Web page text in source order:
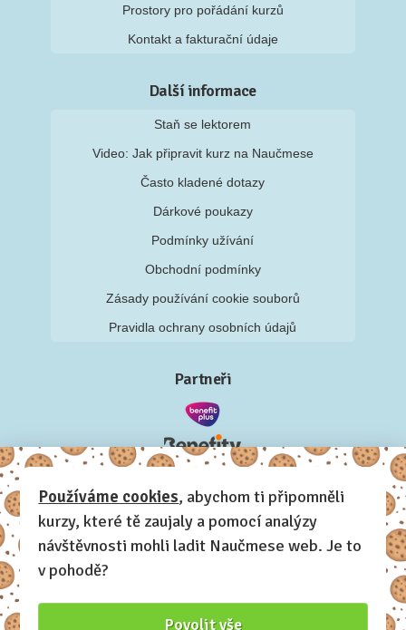
Prostory pro pořádání kurzů
Kontakt a fakturační údaje
Další informace
Staň se lektorem
Video: Jak připravit kurz na Naučmese
Často kladené dotazy
Dárkové poukazy
Podmínky užívání
Obchodní podmínky
Zásady používání cookie souborů
Pravidla ochrany osobních údajů
Partneři
Používáme cookies, abychom ti připomněli
kurzy, které tě zaujaly a pomocí analýzy
návštěvnosti mohli ladit Naučmese web. Je to
v pohodě?
Povolit vše